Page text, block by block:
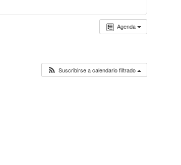
Agenda
Suscribirse a calendario filtrado